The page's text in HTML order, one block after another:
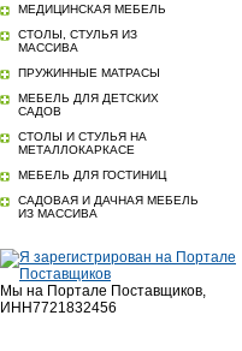
МЕДИЦИНСКАЯ МЕБЕЛЬ
СТОЛЫ, СТУЛЬЯ ИЗ
МАССИВА
ПРУЖИННЫЕ МАТРАСЫ
МЕБЕЛЬ ДЛЯ ДЕТСКИХ
САДОВ
СТОЛЫ И СТУЛЬЯ НА
МЕТАЛЛОКАРКАСЕ
МЕБЕЛЬ ДЛЯ ГОСТИНИЦ
САДОВАЯ И ДАЧНАЯ МЕБЕЛЬ
ИЗ МАССИВА
Мы на Портале Поставщиков,
ИНН7721832456